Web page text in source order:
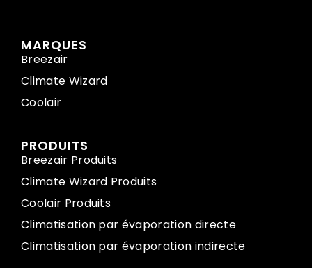
MARQUES
Breezair
Climate Wizard
Coolair
PRODUITS
Breezair Produits
Climate Wizard Produits
Coolair Produits
Climatisation par évaporation directe
Climatisation par évaporation indirecte